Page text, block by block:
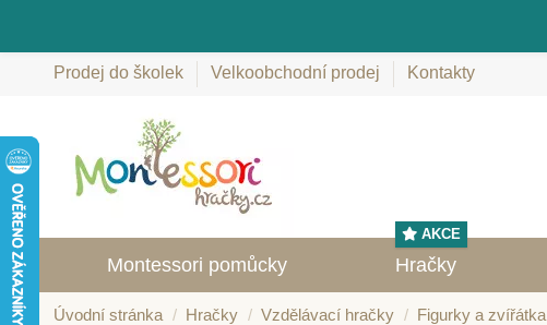
Prodej do školek Velkoobchodní prodej Kontakty
Montessori pomůcky Hračky
AKCE
Úvodní stránka Hračky Vzdělávací hračky Figurky a zvířátka